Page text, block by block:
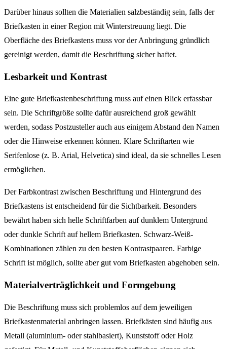
Darüber hinaus sollten die Materialien salzbeständig sein, falls der
Briefkasten in einer Region mit Winterstreuung liegt. Die
Oberfläche des Briefkastens muss vor der Anbringung gründlich
gereinigt werden, damit die Beschriftung sicher haftet.
Lesbarkeit und Kontrast
Eine gute Briefkastenbeschriftung muss auf einen Blick erfassbar
sein. Die Schriftgröße sollte dafür ausreichend groß gewählt
werden, sodass Postzusteller auch aus einigem Abstand den Namen
oder die Hinweise erkennen können. Klare Schriftarten wie
Serifenlose (z. B. Arial, Helvetica) sind ideal, da sie schnelles Lesen
ermöglichen.
Der Farbkontrast zwischen Beschriftung und Hintergrund des
Briefkastens ist entscheidend für die Sichtbarkeit. Besonders
bewährt haben sich helle Schriftfarben auf dunklem Untergrund
oder dunkle Schrift auf hellem Briefkasten. Schwarz-Weiß-
Kombinationen zählen zu den besten Kontrastpaaren. Farbige
Schrift ist möglich, sollte aber gut vom Briefkasten abgehoben sein.
Materialverträglichkeit und Formgebung
Die Beschriftung muss sich problemlos auf dem jeweiligen
Briefkastenmaterial anbringen lassen. Briefkästen sind häufig aus
Metall (aluminium- oder stahlbasiert), Kunststoff oder Holz